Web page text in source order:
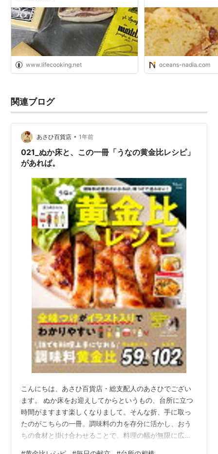
www.lifecooking.net oceans-nadia.com
関連ブログ
あさひ百貨店 • 1年前
021_ぬか床と、この一冊「うなの黄金比レシピ」
があれば。
こんにちは、あさひ百貨店・総支配人のあさひでござい
ます。 ぬか床をお迎えしてからというもの、台所に立つ
時間がますます楽しくなりまして。そんな折、手に取っ
たのがこちらの一冊。調味料の力を存分に活かし、おう
ちの食材と掛け合わせることで、料理の幅が無限に広が